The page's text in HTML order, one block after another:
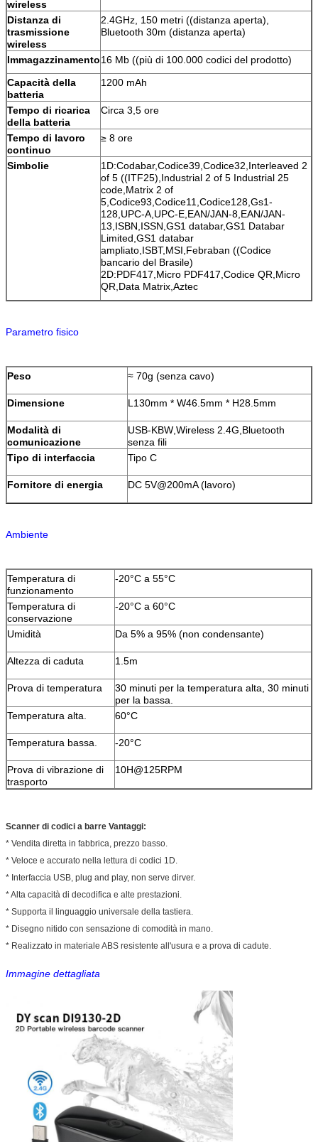
wireless
Distanza di
trasmissione
wireless
2.4GHz, 150 metri ((distanza aperta),
Bluetooth 30m (distanza aperta)
Immagazzinamento16 Mb ((più di 100.000 codici del prodotto)
Capacità della
batteria
1200 mAh
Tempo di ricarica
della batteria
Circa 3,5 ore
Tempo di lavoro
continuo
≥ 8 ore
Simbolie
1D:Codabar,Codice39,Codice32,Interleaved 2
of 5 ((ITF25),Industrial 2 of 5 Industrial 25
code,Matrix 2 of
5,Codice93,Codice11,Codice128,Gs1-
128,UPC-A,UPC-E,EAN/JAN-8,EAN/JAN-
13,ISBN,ISSN,GS1 databar,GS1 Databar
Limited,GS1 databar
ampliato,ISBT,MSI,Febraban ((Codice
bancario del Brasile)
2D:PDF417,Micro PDF417,Codice QR,Micro
QR,Data Matrix,Aztec
Parametro fisico
Peso ≈ 70g (senza cavo)
Dimensione L130mm * W46.5mm * H28.5mm
Modalità di
comunicazione
USB-KBW Wireless 2.4G Bluetooth
senza fili
Tipo di interfaccia
Tipo C
Fornitore di energia DC 5V@200mA (lavoro)
Ambiente
Temperatura di
funzionamento
-20°C a 55°C
Temperatura di
conservazione
-20°C a 60°C
Umidità Da 5% a 95% (non condensante)
Altezza di caduta 1.5m
Prova di temperatura
30 minuti per la temperatura alta, 30 minuti
per la bassa.
Temperatura alta.
60°C
Temperatura bassa. -20°C
Prova di vibrazione di
trasporto
10H@125RPM
Scanner di codici a barre Vantaggi:
* Vendita diretta in fabbrica, prezzo basso.
* Veloce e accurato nella lettura di codici 1D.
* Interfaccia USB, plug and play, non serve dirver.
* Alta capacità di decodifica e alte prestazioni.
* Supporta il linguaggio universale della tastiera.
* Disegno nitido con sensazione di comodità in mano.
* Realizzato in materiale ABS resistente all'usura e a prova di cadute.
Immagine dettagliata